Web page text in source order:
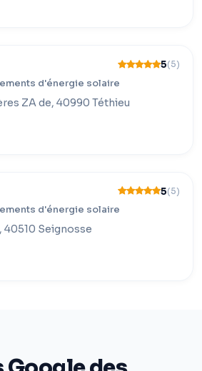
5(5)
d'énergie solaire
ZA de, 40990 Téthieu
5(5)
d'énergie solaire
40510 Seignosse